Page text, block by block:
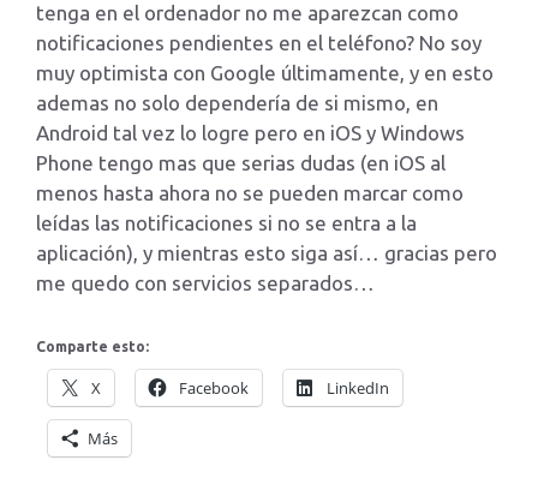
tenga en el ordenador no me aparezcan como
notificaciones pendientes en el teléfono? No soy
muy optimista con Google últimamente, y en esto
ademas no solo dependería de si mismo, en
Android tal vez lo logre pero en iOS y Windows
Phone tengo mas que serias dudas (en iOS al
menos hasta ahora no se pueden marcar como
leídas las notificaciones si no se entra a la
aplicación), y mientras esto siga así… gracias pero
me quedo con servicios separados…
Comparte esto:
X Facebook LinkedIn
Más